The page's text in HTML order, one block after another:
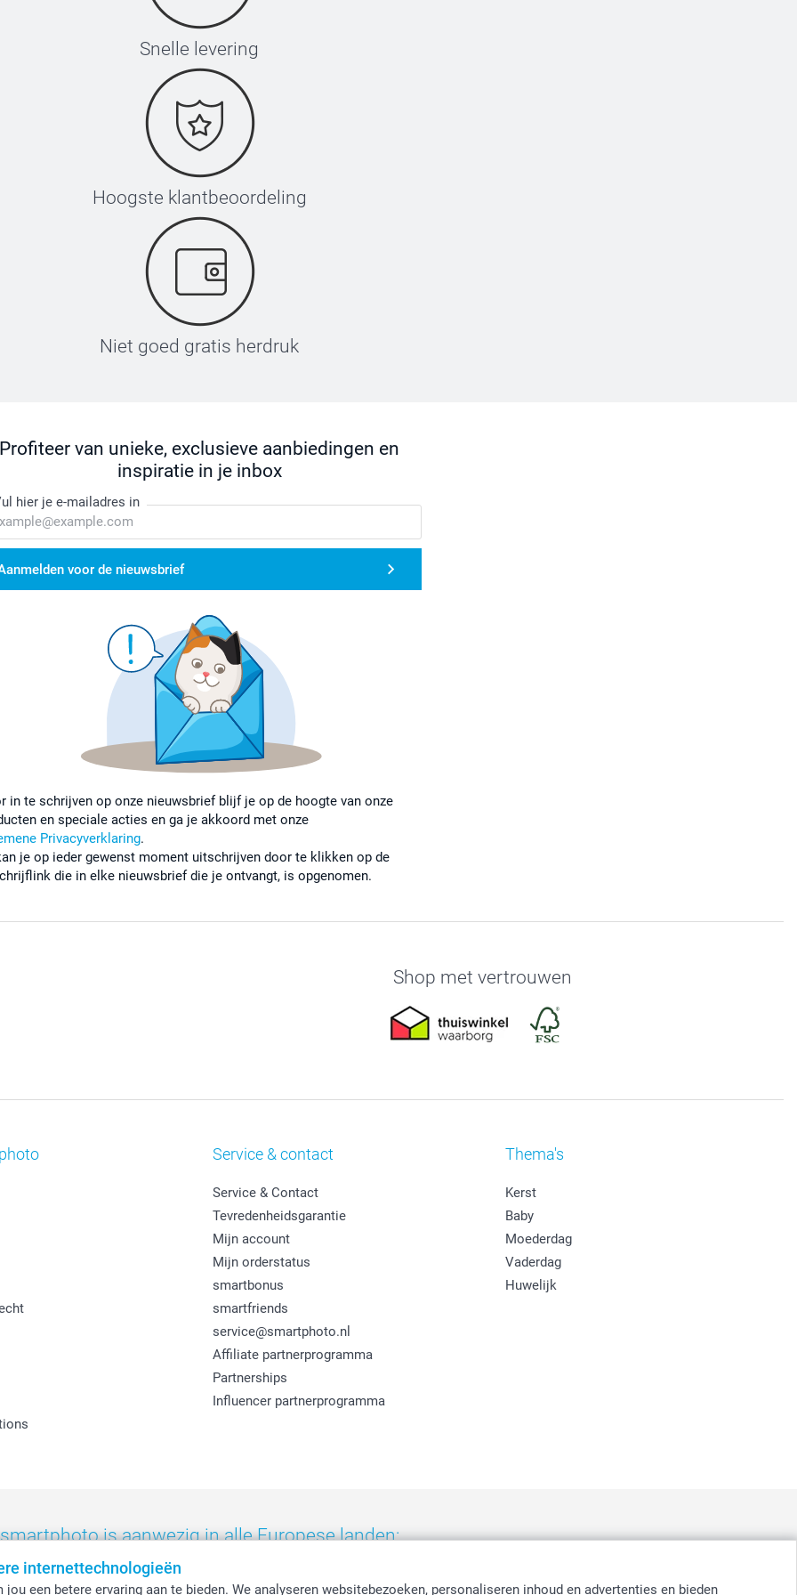
internettechnologieën
een betere ervaring aan te bieden. We analyseren websitebezoeken, personaliseren inhoud en advertenties en bieden
Snelle levering
Hoogste klantbeoordeling
Niet goed gratis herdruk
Profiteer van unieke, exclusieve aanbiedingen en
inspiratie in je inbox
hier je e-mailadres in
voor de nieuwsbrief
in te schrijven op onze nieuwsbrief blijf je op de hoogte van onze
en speciale acties en ga je akkoord met onze
Privacyverklaring.
je op ieder gewenst moment uitschrijven door te klikken op de
die in elke nieuwsbrief die je ontvangt, is opgenomen.
Shop met vertrouwen
Service & contact
Service & Contact
Tevredenheidsgarantie
Mijn account
Mijn orderstatus
smartbonus
smartfriends
service@smartphoto.nl
Affiliate partnerprogramma
Partnerships
Influencer partnerprogramma
Thema's
Kerst
Baby
Moederdag
Vaderdag
Huwelijk
smartphoto is aanwezig in alle Europese landen:
- Nederland - Norge - Österreich